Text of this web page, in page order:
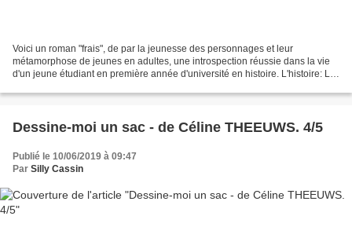
Voici un roman "frais", de par la jeunesse des personnages et leur
métamorphose de jeunes en adultes, une introspection réussie dans la vie
d'un jeune étudiant en première année d'université en histoire. L'histoire: Le
Dessine-moi un sac - de Céline THEEUWS. 4/5
Publié le 10/06/2019 à 09:47
Par Silly Cassin